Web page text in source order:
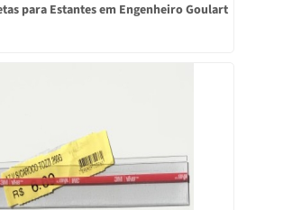
para Estantes em Engenheiro Goulart